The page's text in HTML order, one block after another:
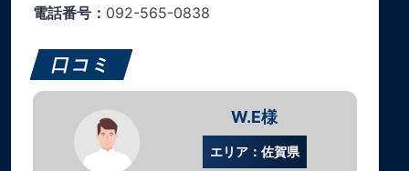
電話番号： 092-565-0838
口コミ
W.E様
エリア：佐賀県